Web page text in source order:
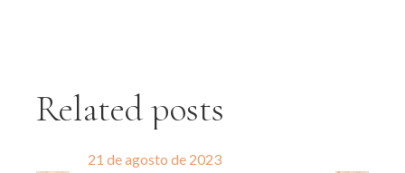
Related posts
21 de agosto de 2023